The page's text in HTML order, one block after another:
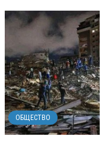
ОБЩЕСТВО